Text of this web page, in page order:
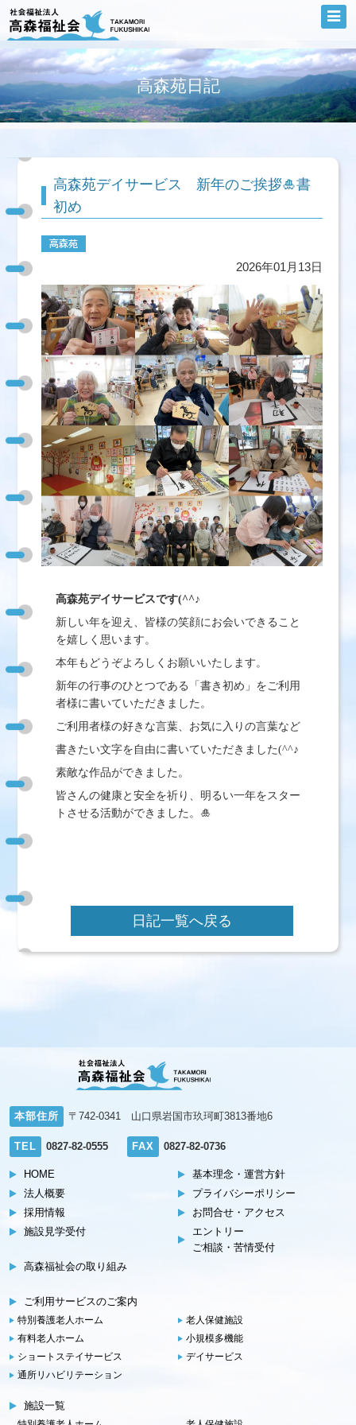
高森苑日記
高森苑デイサービス 新年のご挨拶🎍書
初め
2026年01月13日
高森苑デイサービスです(^^♪
新しい年を迎え、皆様の笑顔にお会いできること
を嬉しく思います。
本年もどうぞよろしくお願いいたします。
新年の行事のひとつである「書き初め」をご利用
者様に書いていただきました。
ご利用者様の好きな言葉、お気に入りの言葉など
書きたい文字を自由に書いていただきました(^^♪
素敵な作品ができました。
皆さんの健康と安全を祈り、明るい一年をスター
トさせる活動ができました。 🎍
日記一覧へ戻る
本部住所 〒742-0341 山口県岩国市玖珂町3813番地6
TEL 0827-82-0555 FAX 0827-82-0736
HOME
基本理念・運営方針
法人概要
プライバシーポリシー
採用情報
お問合せ・アクセス
施設見学受付
エントリー
ご相談・苦情受付
高森福祉会の取り組み
ご利用サービスのご案内
特別養護老人ホーム
老人保健施設
有料老人ホーム
小規模多機能
ショートステイサービス
デイサービス
通所リハビリテーション
施設一覧